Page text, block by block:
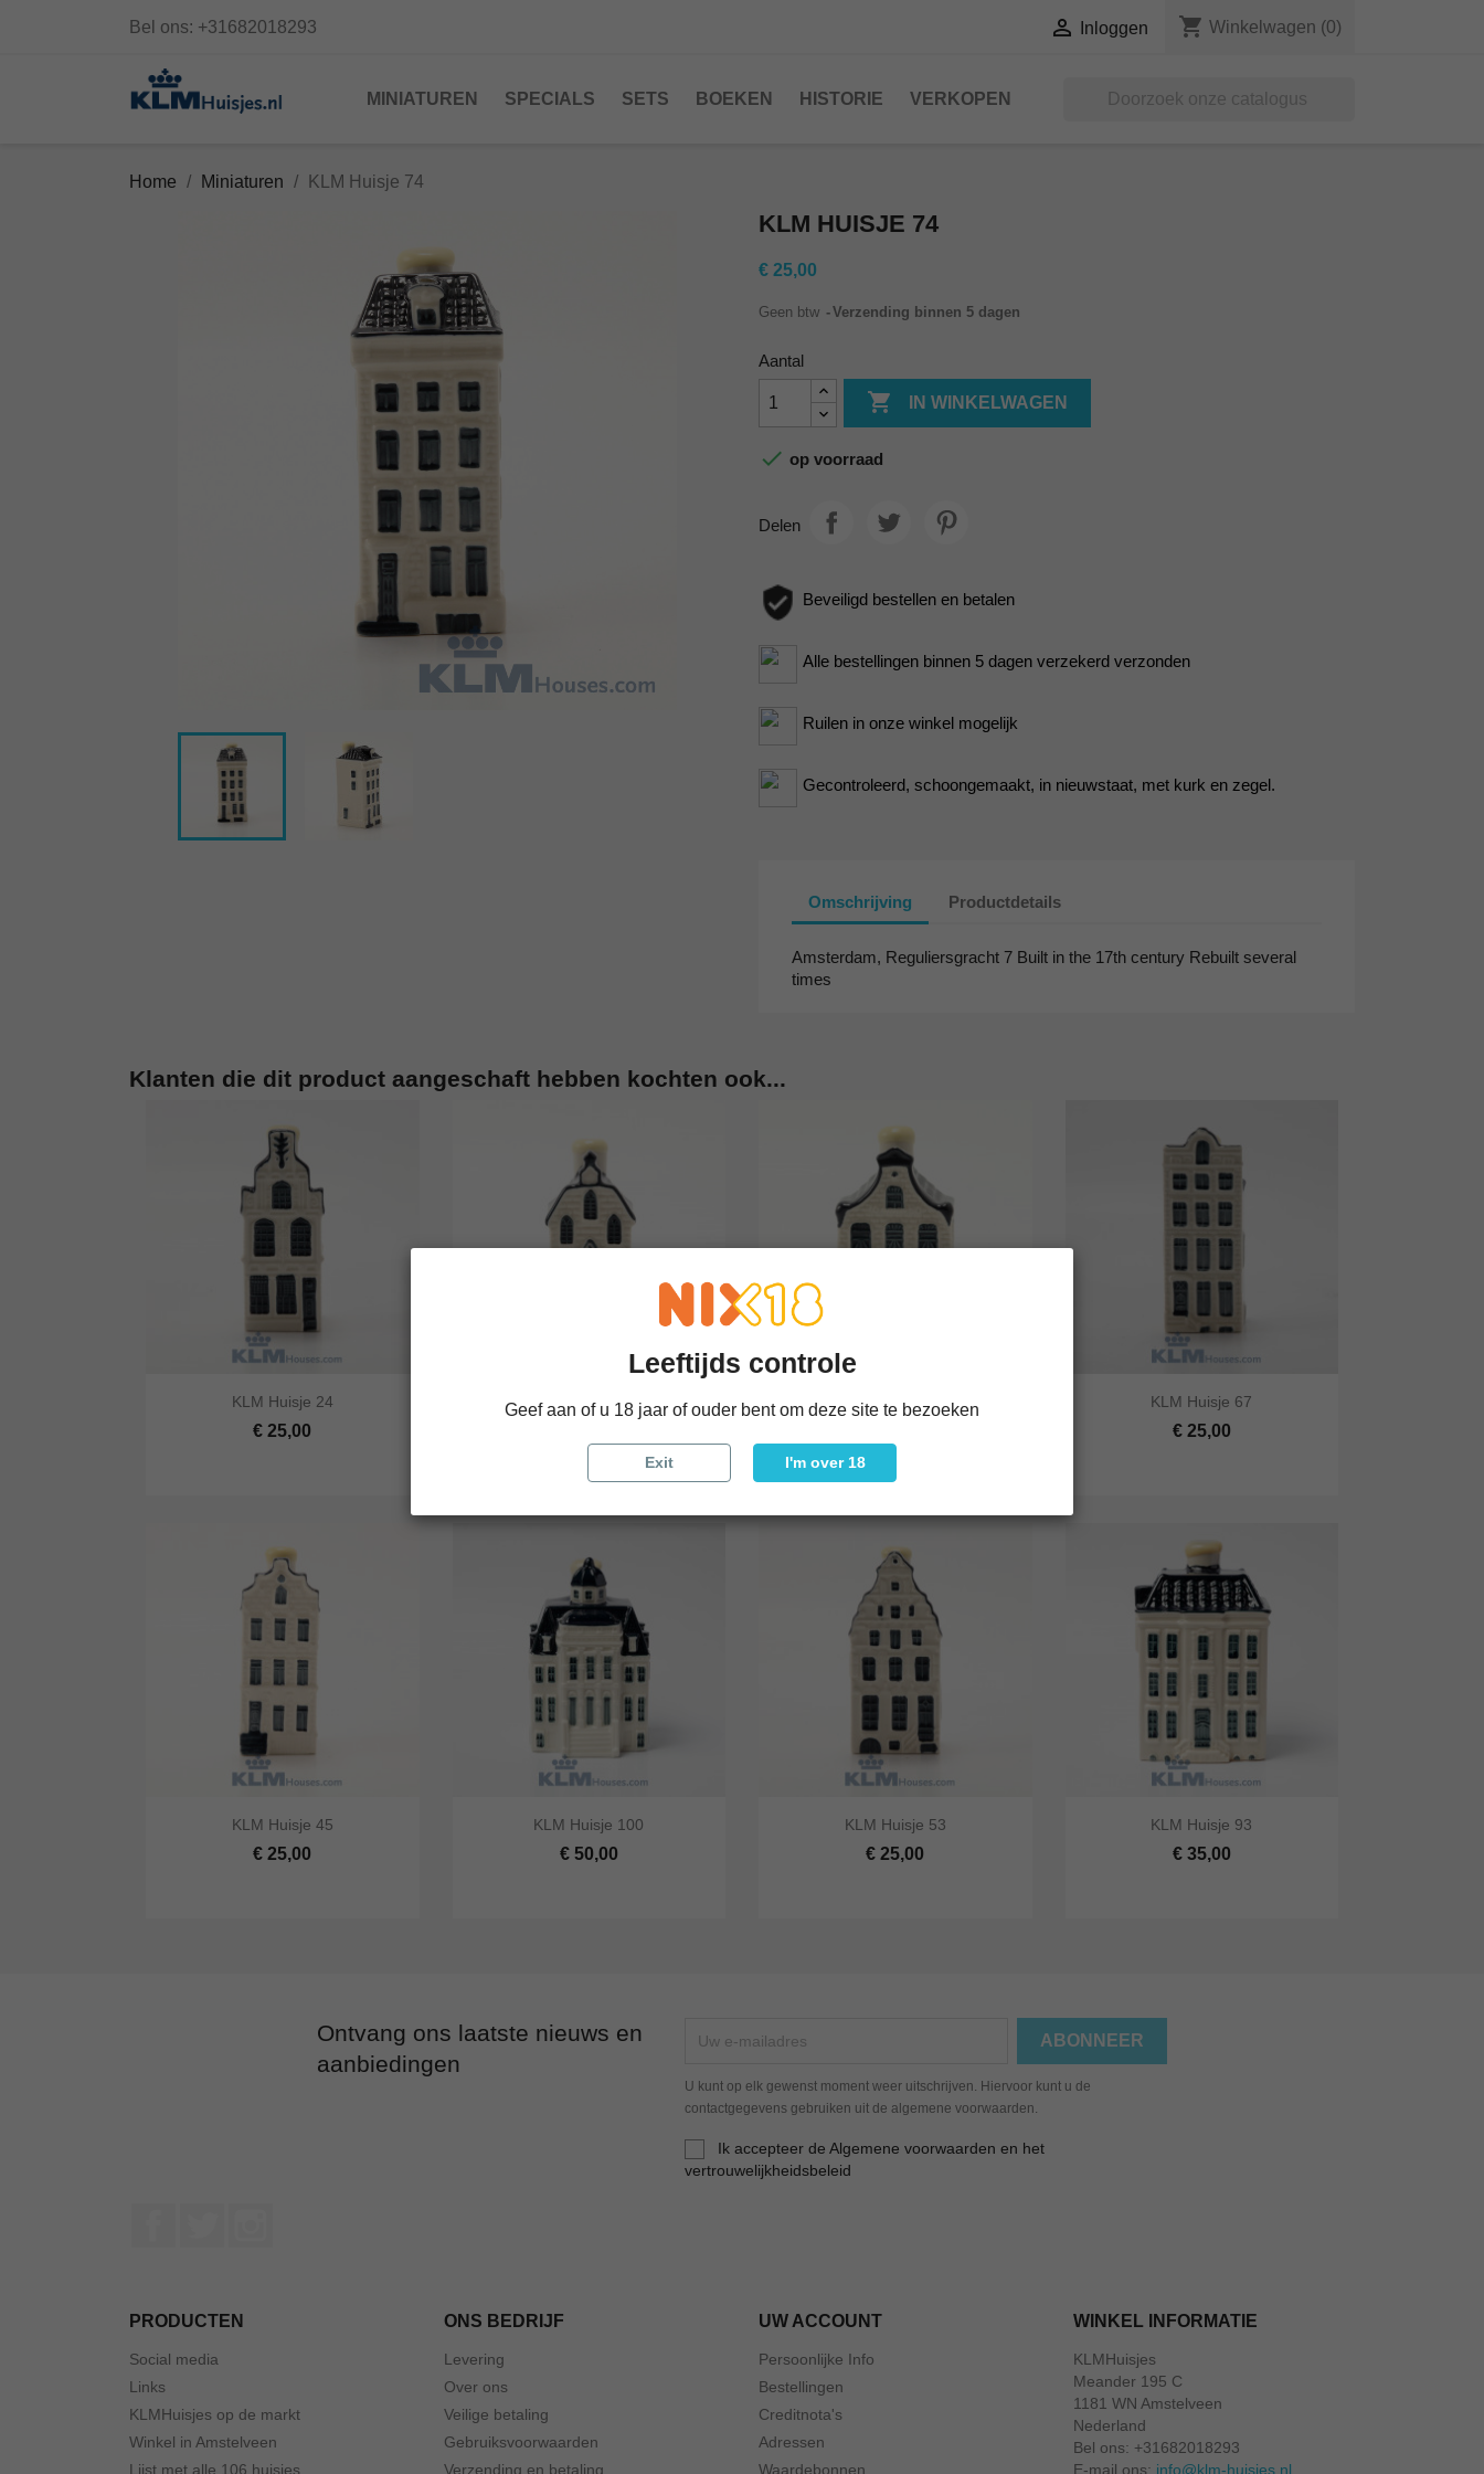
Bel ons: +31682018293  Inloggen shopping_cart Winkelwagen (0)
MINIATUREN SPECIALS SETS BOEKEN HISTORIE VERKOPEN
Home Miniaturen KLM Huisje 74
KLM HUISJE 74
€ 25,00
Geen btw Verzending binnen 5 dagen
Aantal
 IN WINKELWAGEN
 op voorraad
Delen
Beveiligd bestellen en betalen
Alle bestellingen binnen 5 dagen verzekerd verzonden
Ruilen in onze winkel mogelijk
Gecontroleerd, schoongemaakt, in nieuwstaat, met kurk en zegel.
Omschrijving Productdetails
Amsterdam, Reguliersgracht 7 Built in the 17th century Rebuilt several
times
Klanten die dit product aangeschaft hebben kochten ook...
Snel bekijken In winkelwagen
KLM Huisje 24
€ 25,00

Snel bekijken In winkelwagen
KLM Huisje 7 
Snel bekijken In winkelwagen
KLM Huisje 5
Snel bekijken In winkelwagen
KLM Huisje 67
€ 25,00
Snel bekijken In winkelwagen
KLM Huisje 45
€ 25,00 Snel bekijken In winkelwagen
KLM Huisje 100
€ 50,00 Snel bekijken In winkelwagen
KLM Huisje 53
€ 25,00 Snel bekijken In winkelwagen
KLM Huisje 93
€ 35,00
Ontvang ons laatste nieuws en
aanbiedingen
U kunt op elk gewenst moment weer uitschrijven. Hiervoor kunt u de
contactgegevens gebruiken uit de algemene voorwaarden.
Ik accepteer de Algemene voorwaarden en het
vertrouwelijkheidsbeleid
PRODUCTEN
Social media
Links
KLMHuisjes op de markt
Winkel in Amstelveen
Lijst met alle 106 huisjes
ONS BEDRIJF
Levering
Over ons
Veilige betaling
Gebruiksvoorwaarden
Verzending en betaling
UW ACCOUNT
Persoonlijke Info
Bestellingen
Creditnota's
Adressen
Waardebonnen
WINKEL INFORMATIE
KLMHuisjes
Meander 195 C
1181 WN Amstelveen
Nederland
Bel ons: +31682018293
E-mail ons: info@klm-huisjes.nl
Leeftijds controle
Geef aan of u 18 jaar of ouder bent om deze site te bezoeken
Exit I'm over 18